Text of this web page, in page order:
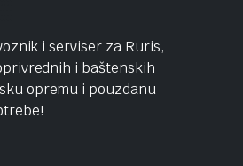
i serviser za Ruris,
i baštenskih
opremu i pouzdanu